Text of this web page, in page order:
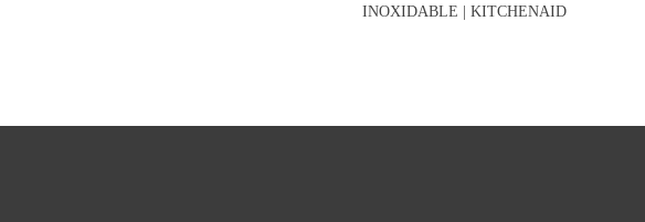
INOXIDABLE | KITCHENAID